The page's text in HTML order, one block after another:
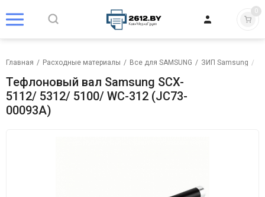
0
Главная / Расходные материалы / Все для SAMSUNG / ЗИП Samsung /
Тефлоновый вал Samsung SCX-
5112/ 5312/ 5100/ WC-312 (JC73-
00093A)